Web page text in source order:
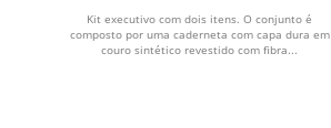
Kit executivo com dois itens. O conjunto é
composto por uma caderneta com capa dura em
couro sintético revestido com fibra...